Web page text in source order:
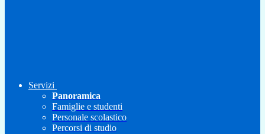
Servizi
Panoramica
Famiglie e studenti
Personale scolastico
Percorsi di studio